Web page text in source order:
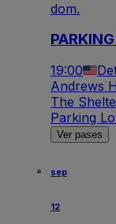
dom.
19:00
Andrews
The
Parking
Ver pases
sep
12